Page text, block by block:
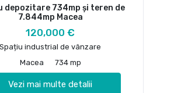
depozitare 734mp și teren de
7.844mp Macea
120,000 €
Spațiu industrial de vânzare
Macea
734 mp
Vezi mai multe detalii